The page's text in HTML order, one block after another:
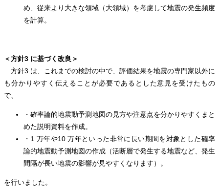
め、従来より大きな領域（大領域）を考慮して地震の発生頻度
を計算。
＜方針3 に基づく改良＞
方針3 は、これまでの検討の中で、評価結果を地震の専門家以外に
も分かりやすく伝えることが必要であるとした意見を受けたもの
で、
・確率論的地震動予測地図の見方や注意点を分かりやすくまと
めた説明資料を作成。
・1 万年や10 万年といった非常に長い期間を対象とした確率
論的地震動予測地図の作成（活断層で発生する地震など、発生
間隔が長い地震の影響が見やすくなります）。
を行いました。